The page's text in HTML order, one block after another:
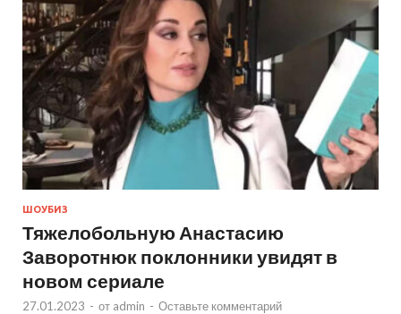
ШОУБИЗ
Тяжелобольную Анастасию
Заворотнюк поклонники увидят в
новом сериале
27.01.2023 - от admin - Оставьте комментарий